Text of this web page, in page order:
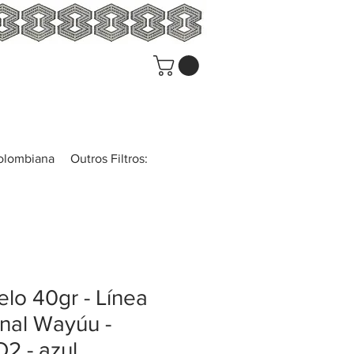
Outros Filtros:
40gr - Línea
Wayúu -